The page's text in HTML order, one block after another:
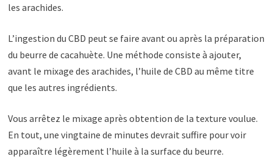
les arachides.
L’ingestion du CBD peut se faire avant ou après la préparation
du beurre de cacahuète. Une méthode consiste à ajouter,
avant le mixage des arachides, l’huile de CBD au même titre
que les autres ingrédients.
Vous arrêtez le mixage après obtention de la texture voulue.
En tout, une vingtaine de minutes devrait suffire pour voir
apparaître légèrement l’huile à la surface du beurre.